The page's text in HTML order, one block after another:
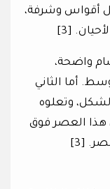
أقواس وشرفة،
[3]
في هذه الفترة من 3 أقسام واضحة،
أما الثاني
وتعلوه
هذا العصر فوق
[3]